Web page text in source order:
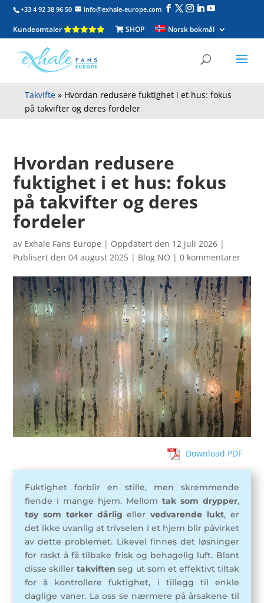
Takvifte » Hvordan redusere fuktighet i et hus: fokus
på takvifter og deres fordeler
+33 4 92 38 96 50 info@exhale-europe.com
Kundeomtaler SHOP Norsk bokmål
Hvordan redusere
fuktighet i et hus: fokus
på takvifter og deres
fordeler
av Exhale Fans Europe | Oppdatert den 12 juli 2026 |
Publisert den 04 august 2025 | Blog NO |0 kommentarer
Download PDF
Fuktighet forblir en stille, men skremmende
fiende i mange hjem. Mellom tak som drypper,
tøy som tørker dårlig ellervedvarende lukt, er
det ikke uvanlig at trivselen i et hjem blir påvirket
av dette problemet. Likevel finnes det løsninger
for raskt å få tilbake frisk og behagelig luft. Blant
disse skillertakviften seg ut som et effektivt tiltak
for å kontrollere fuktighet, i tillegg til enkle
daglige vaner. La oss se nærmere på årsakene til